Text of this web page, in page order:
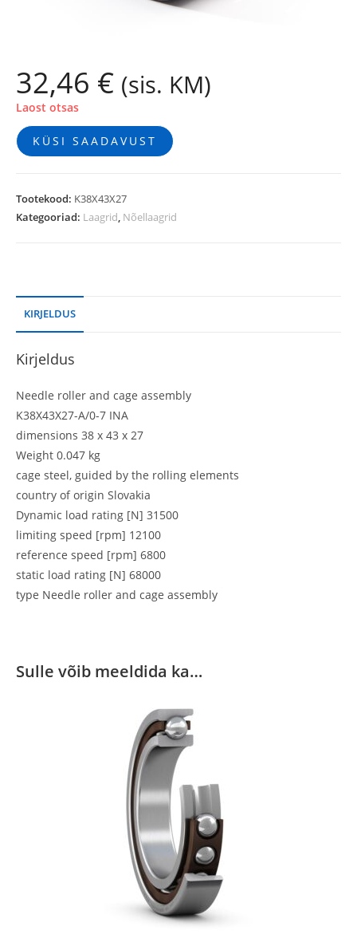
32,46 € (sis. KM)
Laost otsas
KÜSI SAADAVUST
Tootekood: K38X43X27
Kategooriad: Laagrid, Nõellaagrid
KIRJELDUS
Kirjeldus
Needle roller and cage assembly
K38X43X27-A/0-7 INA
dimensions 38 x 43 x 27
Weight 0.047 kg
cage steel, guided by the rolling elements
country of origin Slovakia
Dynamic load rating [N] 31500
limiting speed [rpm] 12100
reference speed [rpm] 6800
static load rating [N] 68000
type Needle roller and cage assembly
Sulle võib meeldida ka…